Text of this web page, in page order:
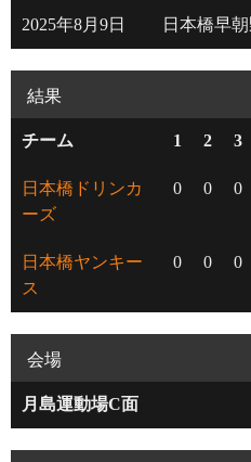
2025年8月9日 日本橋早
結果
チーム 1 2 3
日本橋ドリンカ
ーズ
0 0 0
日本橋ヤンキー
ス
0 0 0
会場
月島運動場C面